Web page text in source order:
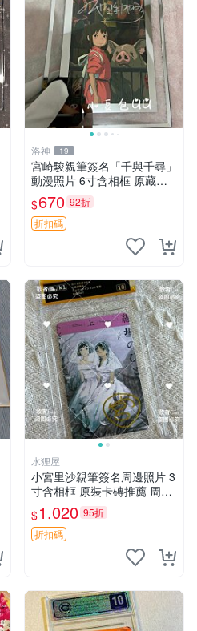
洛神 19
宮崎駿親筆簽名「千與千尋」
動漫照片 6寸含相框 原藏品
直賣 千與千尋 簽名照 相片收
藏
$670 92折
折扣碼
水狸屋
小宮里沙親筆簽名周邊照片 3
寸含相框 原裝卡磚推薦 周邊
照片 相框
$1,020 95折
折扣碼